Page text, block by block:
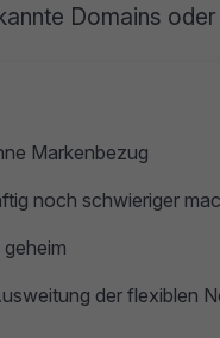
Domains
Markenbezug
noch schwieriger
der flexiblen